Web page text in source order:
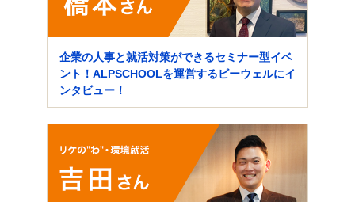
企業の人事と就活対策ができるセミナー型イベ
ント！ALPSCHOOLを運営するビーウェルにイ
ンタビュー！